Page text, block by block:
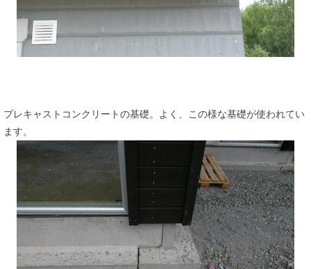
プレキャストコンクリートの基礎。よく、この様な基礎が使われてい
ます。